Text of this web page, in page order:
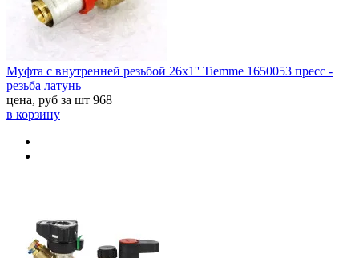
Муфта с внутренней резьбой 26x1'' Tiemme 1650053 пресс -
резьба латунь
цена, руб за шт 968
в корзину